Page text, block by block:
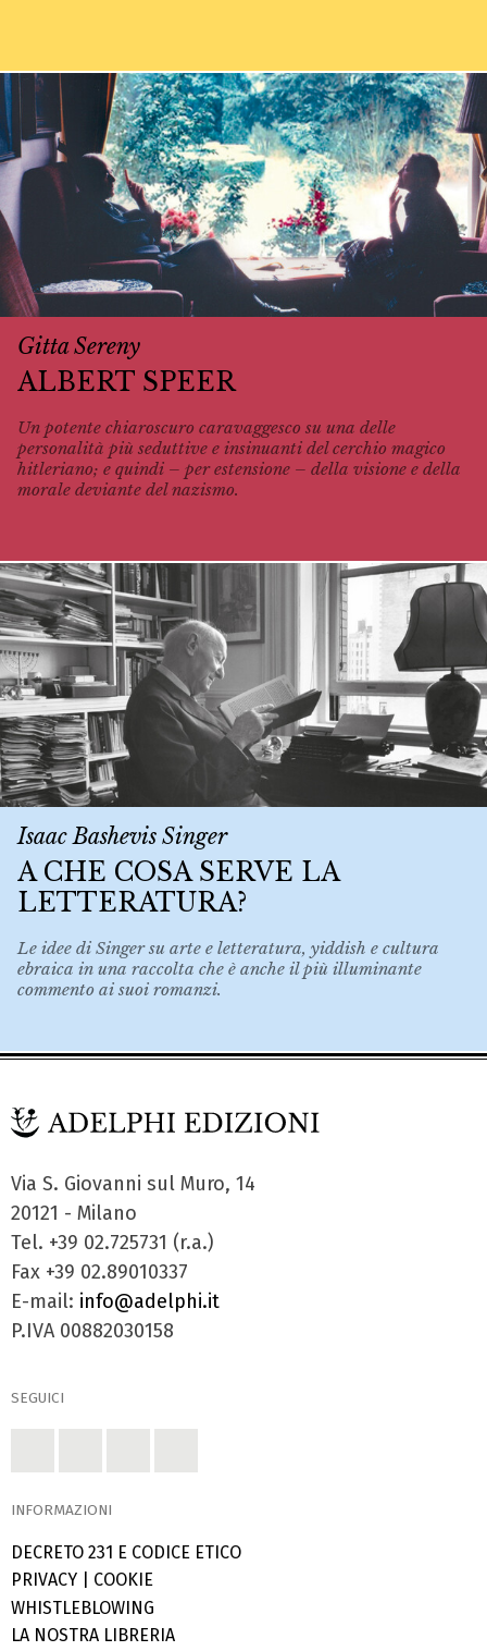
Gitta Sereny
ALBERT SPEER
Un potente chiaroscuro caravaggesco su una delle
personalità più seduttive e insinuanti del cerchio magico
hitleriano; e quindi – per estensione – della visione e della
morale deviante del nazismo.
Isaac Bashevis Singer
A CHE COSA SERVE LA
LETTERATURA?
Le idee di Singer su arte e letteratura, yiddish e cultura
ebraica in una raccolta che è anche il più illuminante
commento ai suoi romanzi.
Via S. Giovanni sul Muro, 14
20121 - Milano
Tel. +39 02.725731 (r.a.)
Fax +39 02.89010337
E-mail: info@adelphi.it
P.IVA 00882030158
SEGUICI
INFORMAZIONI
DECRETO 231 E CODICE ETICO
PRIVACY
COOKIE
WHISTLEBLOWING
LA NOSTRA LIBRERIA